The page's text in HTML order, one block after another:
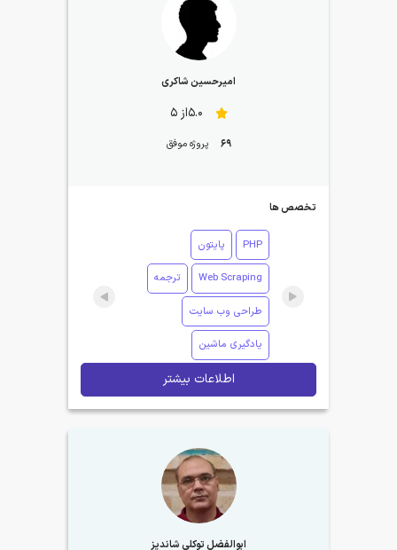
امیرحسین شاکری
5.0از 5
69 پروژه موفق
تخصص ها
PHP پایتون
Web Scraping ترجمه
طراحی وب سایت
یادگیری ماشین
اطلاعات بیشتر
ابوالفضل توکلی شاندیز